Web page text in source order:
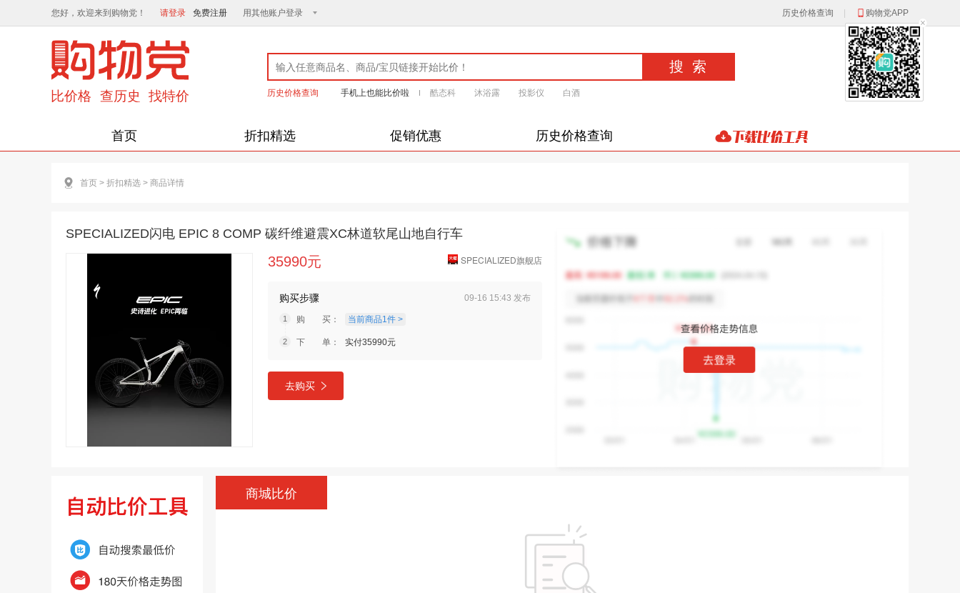
您好，欢迎来到购物党！ 请登录 免费注册 用其他账户登录 历史价格查询 购物党APP
历史价格查询 手机上也能比价啦 酷态科 沐浴露 投影仪 白酒
首页 折扣精选 促销优惠 历史价格查询
首页 > 折扣精选 > 商品详情
SPECIALIZED闪电 EPIC 8 COMP 碳纤维避震XC林道软尾山地自行车
35990元 SPECIALIZED旗舰店
购买步骤 09-16 15:43 发布
购 买： 当前商品1件 >
下 单： 实付35990元
去购买
商城比价